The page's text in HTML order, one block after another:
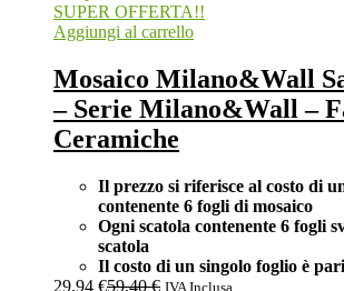
SUPER OFFERTA!!
Aggiungi al carrello
Mosaico Milano&Wall
– Serie Milano&Wall –
Ceramiche
Il prezzo si riferisce al costo di
contenente 6 fogli di mosaico
Ogni scatola contenente 6 fogli
scatola
Il costo di un singolo foglio è
29,94 €59,40€ IVA Inclusa